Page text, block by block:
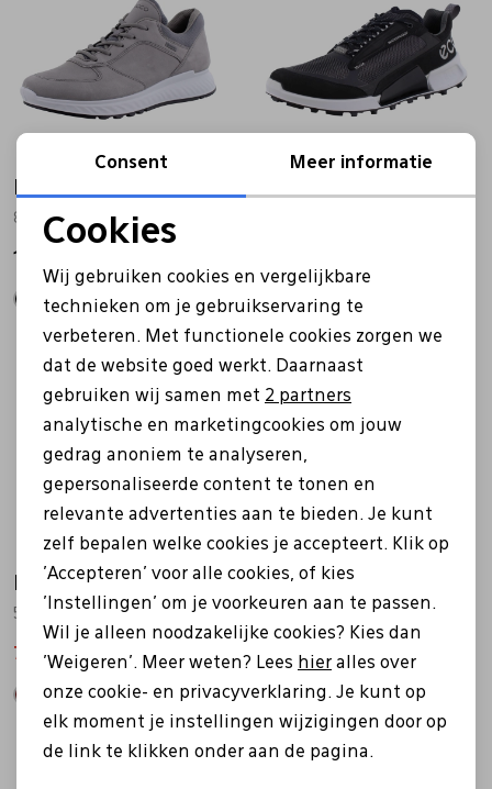
835304 grijs
169,99
Ecco
521354 bruin
76,99 109,99
Sale
Ecco
835394 grijs
90,99 129,99
Sale
Noodzakelijke cookies
Analytische cookies
Marketing cookies
Consent Meer informatie
Cookies
Wij gebruiken cookies en vergelijkbare
technieken om je gebruikservaring te
verbeteren. Met functionele cookies zorgen we
dat de website goed werkt. Daarnaast
gebruiken wij samen met 2 partners
analytische en marketingcookies om jouw
gedrag anoniem te analyseren,
gepersonaliseerde content te tonen en
relevante advertenties aan te bieden. Je kunt
zelf bepalen welke cookies je accepteert. Klik op
'Accepteren' voor alle cookies, of kies
'Instellingen' om je voorkeuren aan te passen.
Wil je alleen noodzakelijke cookies? Kies dan
'Weigeren'. Meer weten? Lees hier alles over
onze cookie- en privacyverklaring. Je kunt op
elk moment je instellingen wijzigingen door op
de link te klikken onder aan de pagina.